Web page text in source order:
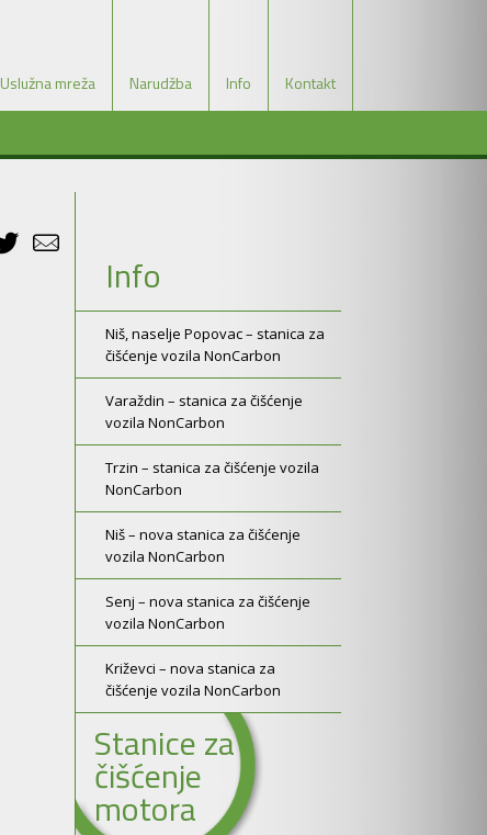
Uslužna mreža Narudžba Info Kontakt
Info
Niš, naselje Popovac – stanica za
čišćenje vozila NonCarbon
Varaždin – stanica za čišćenje
vozila NonCarbon
Trzin – stanica za čišćenje vozila
NonCarbon
Niš – nova stanica za čišćenje
vozila NonCarbon
Senj – nova stanica za čišćenje
vozila NonCarbon
Križevci – nova stanica za
čišćenje vozila NonCarbon
Stanice za
čišćenje
motora